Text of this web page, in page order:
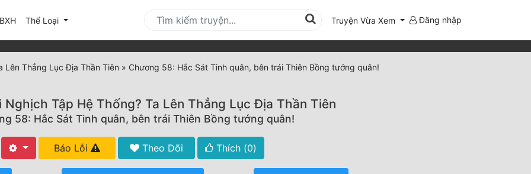
BXH Thể Loại Truyện Vừa Xem Đăng nhập
Lên Thẳng Lục Địa Thần Tiên » Chương 58: Hắc Sát Tinh quân, bên trái Thiên Bồng tướng quân!
Nghịch Tập Hệ Thống? Ta Lên Thẳng Lục Địa Thần Tiên
58: Hắc Sát Tinh quân, bên trái Thiên Bồng tướng quân!
Báo Lỗi Theo Dõi Thích (0)